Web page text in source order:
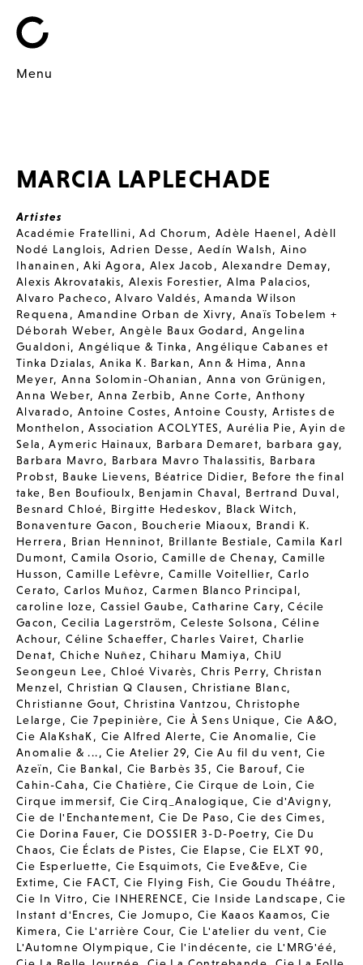
Menu
MARCIA LAPLECHADE
Artistes
Académie Fratellini,Ad Chorum, Adèle Haenel,Adèll
Nodé Langlois,Adrien Desse, Aedín Walsh, Aino
Ihanainen ,Aki Agora, Alex Jacob , Alexandre Demay,
Alexis Akrovatakis,Alexis Forestier,Alma Palacios,
Alvaro Pacheco,Alvaro Valdés,Amanda Wilson
Requena , Amandine Orban de Xivry, Anaïs Tobelem +
Déborah Weber,Angèle Baux Godard,Angelina
Gualdoni,Angélique & Tinka , Angélique Cabanes et
Tinka Dzialas,Anika K. Barkan, Ann & Hima , Anna
Meyer, Anna Solomin-Ohanian , Anna von Grünigen,
Anna Weber, Anna Zerbib,Anne Corte, Anthony
Alvarado,Antoine Costes,Antoine Cousty, Artistes de
Monthelon ,Association ACOLYTES,Aurélia Pie,Ayin de
Sela ,Aymeric Hainaux, Barbara Demaret, barbara gay,
Barbara Mavro, Barbara Mavro Thalassitis, Barbara
Probst, Bauke Lievens, Béatrice Didier, Before the final
take, Ben Boufioulx, Benjamin Chaval, Bertrand Duval,
Besnard Chloé, Birgitte Hedeskov, Black Witch,
Bonaventure Gacon , Boucherie Miaoux, Brandi K.
Herrera , Brian Henninot, Brillante Bestiale,Camila Karl
Dumont,Camila Osorio,Camille de Chenay, Camille
Husson,Camille Lefèvre,Camille Voitellier,Carlo
Cerato,Carlos Muñoz, Carmen Blanco Principal,
caroline loze,Cassiel Gaube,Catharine Cary,Cécile
Gacon, Cecilia Lagerström, Celeste Solsona , Céline
Achour,Céline Schaeffer,Charles Vairet, Charlie
Denat, Chiche Nuñez ,Chiharu Mamiya, ChiU
Seongeun Lee, Chloé Vivarès, Chris Perry, Christan
Menzel,Christian Q Clausen , Christiane Blanc,
Christianne Gout,Christina Vantzou, Christophe
Lelarge, Cie 7pepinière,Cie À Sens Unique, Cie A&O,
Cie AlaKshaK, Cie Alfred Alerte,Cie Anomalie, Cie
Anomalie & ...,Cie Atelier 29, Cie Au fil du vent, Cie
Azeïn, Cie Bankal, Cie Barbès 35, Cie Barouf,Cie
Cahin-Caha, Cie Chatière,Cie Cirque de Loin ,Cie
Cirque immersif, Cie Cirq_Analogique,Cie d'Avigny,
Cie de l'Enchantement,Cie De Paso,Cie des Cimes,
Cie Dorina Fauer,Cie DOSSIER 3-D-Poetry, Cie Du
Chaos, Cie Éclats de Pistes, Cie Elapse,Cie ELXT 90,
Cie Esperluette, Cie Esquimots, Cie Eve&Eve,Cie
Extime,Cie FACT,Cie Flying Fish,Cie Goudu Théâtre,
Cie In Vitro, Cie INHERENCE, Cie Inside Landscape,Cie
Instant d'Encres,Cie Jomupo,Cie Kaaos Kaamos,Cie
Kimera,Cie L'arrière Cour,Cie L'atelier du vent,Cie
L'Automne Olympique,Cie l'indécente,cie L'MRG'éé,